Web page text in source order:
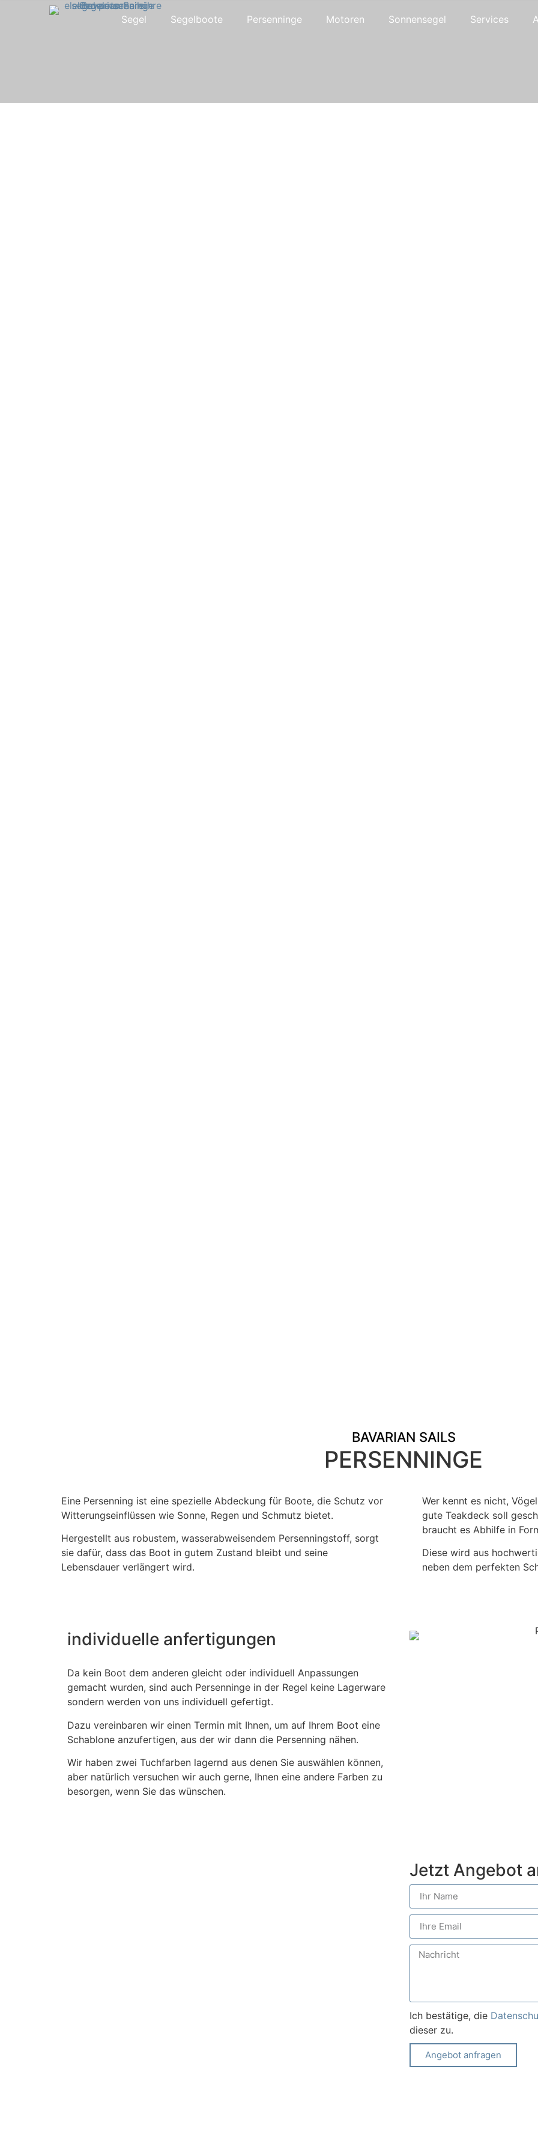
Segel Segelboote Persenninge Motoren Sonnensegel Services
PERSENNINGE
BAVARIAN SAILS
Eine Persenning ist eine spezielle Abdeckung für Boote, die Schutz vor
Witterungseinflüssen wie Sonne, Regen und Schmutz bietet.
Hergestellt aus robustem, wasserabweisendem Persenningstoff, sorgt
sie dafür, dass das Boot in gutem Zustand bleibt und seine
Lebensdauer verlängert wird.
Wer kennt es nicht,
gute Teakdeck soll
braucht es Abhilfe in
Diese wird aus
neben dem perfekten
individuelle anfertigungen
Da kein Boot dem anderen gleicht oder individuell Anpassungen
gemacht wurden, sind auch Persenninge in der Regel keine Lagerware
sondern werden von uns individuell gefertigt.
Dazu vereinbaren wir einen Termin mit Ihnen, um auf Ihrem Boot eine
Schablone anzufertigen, aus der wir dann die Persenning nähen.
Wir haben zwei Tuchfarben lagernd aus denen Sie auswählen können,
aber natürlich versuchen wir auch gerne, Ihnen eine andere Farben zu
besorgen, wenn Sie das wünschen.
Jetzt Angebot
Ich bestätige, die
dieser zu.
Angebot anfragen